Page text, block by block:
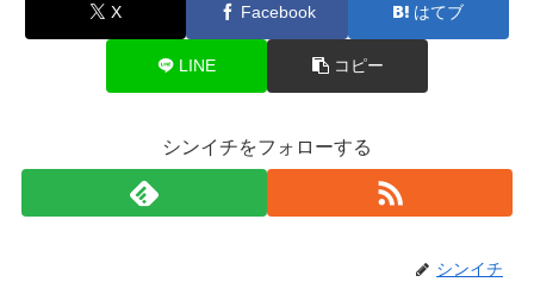
X Facebook はてブ
LINE コピー
シンイチをフォローする
シンイチ